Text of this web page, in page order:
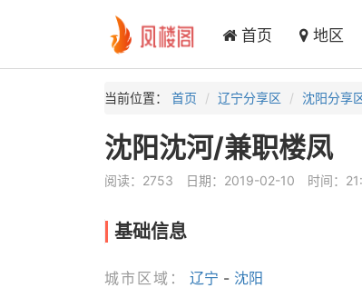
首页 地区
当前位置： 首页 辽宁分享区 沈阳分享
沈阳沈河/兼职楼凤
阅读：2753 日期：2019-02-10 时间：
基础信息
城市区域： 辽宁 - 沈阳